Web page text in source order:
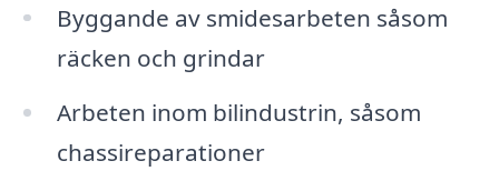
Byggande av smidesarbeten såsom
räcken och grindar
Arbeten inom bilindustrin, såsom
chassireparationer